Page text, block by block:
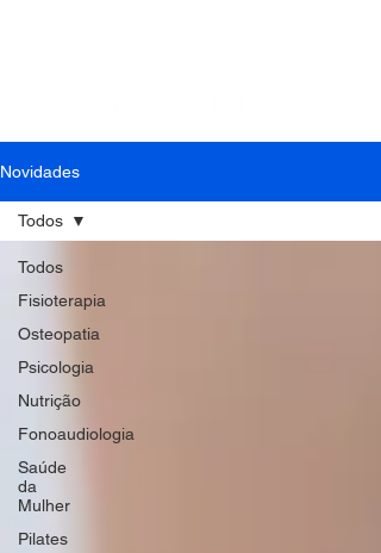
Novidades
Todos
Fisioterapia
Osteopatia
Psicologia
Nutrição
Fonoaudiologia
Saúde
da
Mulher
Pilates
Todos